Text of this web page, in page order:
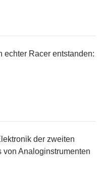
echter Racer entstanden:
der zweiten
von Analoginstrumenten